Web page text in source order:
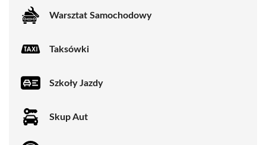
Warsztat Samochodowy
Taksówki
Szkoły Jazdy
Skup Aut